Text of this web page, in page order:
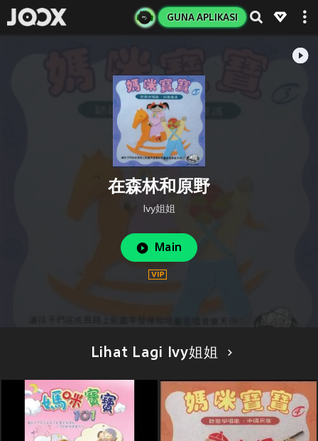
GUNA APLIKASI
在森林和原野
Ivy姐姐
Main
Lihat Lagi Ivy姐姐